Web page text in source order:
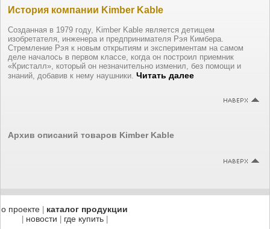
История компании Kimber Kable
Созданная в 1979 году, Kimber Kable является детищем
изобретателя, инженера и предпринимателя Рэя Кимбера.
Стремление Рэя к новым открытиям и экспериментам на самом
деле началось в первом классе, когда он построил приемник
«Кристалл», который он незначительно изменил, без помощи и
знаний, добавив к нему наушники. Читать далее
Архив описаний товаров Kimber Kable
о проекте каталог продукции
новости где купить|